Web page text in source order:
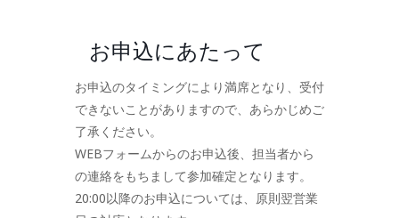
お申込にあたって
お申込のタイミングにより満席となり、受付
できないことがありますので、あらかじめご
了承ください。
WEBフォームからのお申込後、担当者から
の連絡をもちまして参加確定となります。
20:00以降のお申込については、原則翌営業